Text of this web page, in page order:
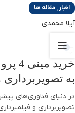
اخبار, مقاله ها
آیلا محمدی
0
به تصویربرداری
در دنیای فناوری‌های
تصویربرداری و